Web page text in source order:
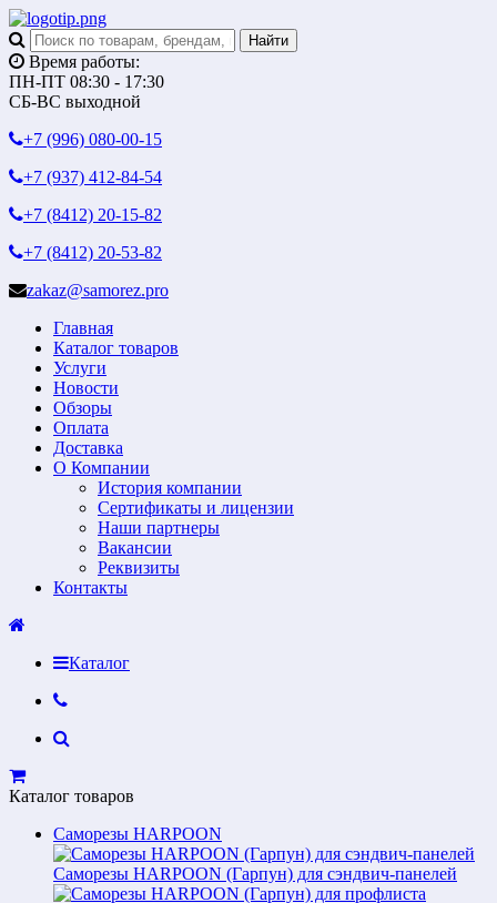
Время работы:
ПН-ПТ 08:30 - 17:30
СБ-ВС выходной
+7 (996) 080-00-15
+7 (937) 412-84-54
+7 (8412) 20-15-82
+7 (8412) 20-53-82
zakaz@samorez.pro
Главная
Каталог товаров
Услуги
Новости
Обзоры
Оплата
Доставка
О Компании
История компании
Сертификаты и лицензии
Наши партнеры
Вакансии
Реквизиты
Контакты
Каталог
Каталог товаров
Саморезы HARPOON
Саморезы HARPOON (Гарпун) для сэндвич-панелей